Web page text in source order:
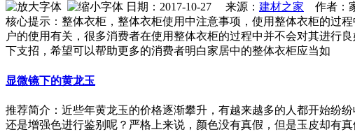
日期：2017-10-27 来源： 建材之家 作者：
核心提示：整体衣柜，整体衣柜使用中注意事项，使用整体衣柜的过
户的使用有关，很多消费者在使用整体衣柜的过程中并不会对其进行
下支招，希望可以帮助更多的消费者明白家居中的整体衣柜应当如
显微镜下的黄龙玉
推荐简介：近些年黄龙玉的价格逐渐攀升，有越来越多的人都开始纷
还是增强色进行鉴别呢？严格上来说，颜色没有真假，但是玉皮却有